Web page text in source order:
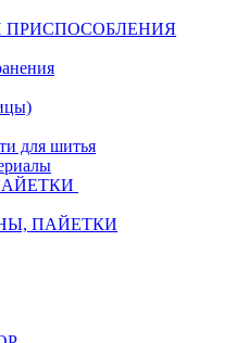
ПРИСПОСОБЛЕНИЯ
для шитья
ПАЙЕТКИ